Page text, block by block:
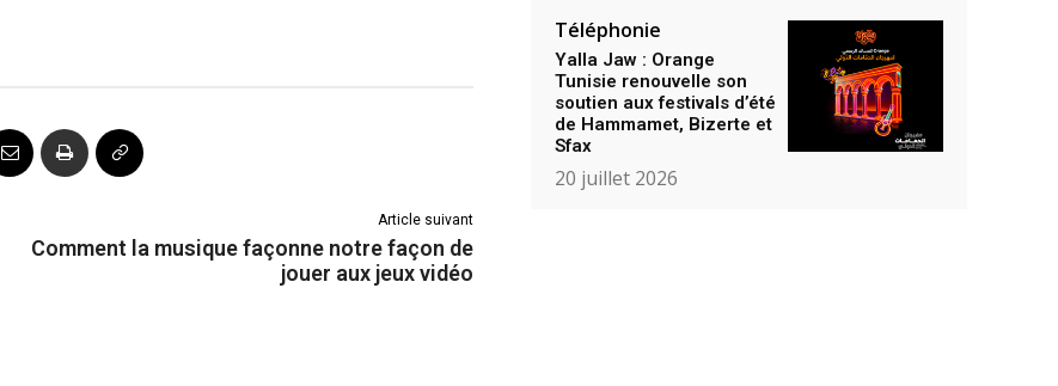
Article suivant
Comment la musique façonne notre façon de
jouer aux jeux vidéo
Téléphonie
Yalla Jaw : Orange
Tunisie renouvelle son
soutien aux festivals d’été
de Hammamet, Bizerte et
Sfax
20 juillet 2026